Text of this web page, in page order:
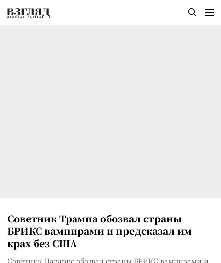
Советник Трампа обозвал страны
БРИКС вампирами и предсказал им
крах без США
Советник Наварро обозвал страны БРИКС вампирами и